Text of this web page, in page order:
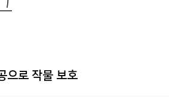
으로 작물 보호